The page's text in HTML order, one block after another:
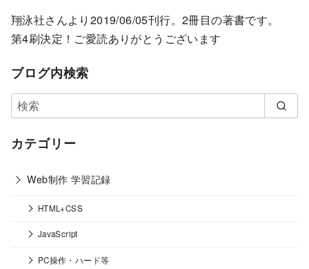
翔泳社さんより2019/06/05刊行。2冊目の著書です。
第4刷決定！ご愛読ありがとうございます
ブログ内検索
カテゴリー
Web制作 学習記録
HTML+CSS
JavaScript
PC操作・ハード等